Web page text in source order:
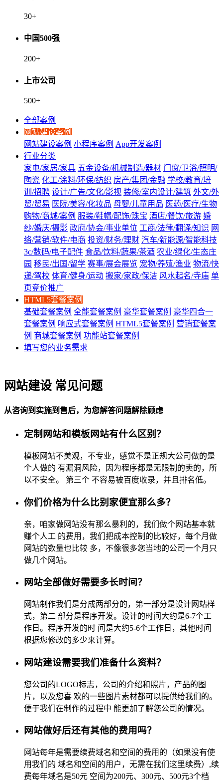
30+
中国500强
200+
上市公司
500+
全部案例
网站建设案例
网站建设案例 小程序案例 App开发案例
行业分类
家电/家居/家具 五金设备/机械制造/器材 门窗/卫浴/照明/
陶瓷 化工/涂料/环保/纺织 房产/集团/金融 学校/教育/培
训/招聘 设计/广告/文化/影视 装修/室内设计/建筑 外文/外
贸/贸易 医院/美容/化妆品 母婴/儿童用品 医药/医疗/生物
购物/商城/案例 服装/鞋帽/配饰/珠宝 酒店/餐饮/旅游 婚
纱/婚庆/摄影 政府/协会/事业单位 工商/法律/翻译/知识 网
络/营销/软件/电商 投资/财务/理财 汽车/新能源/智能科技
3c/数码/电子配件 食品/饮料/蔬果/茶酒 农业/绿化/生态庄
园 移民/出国/留学 赛事/展会展览 宠物/养殖/渔业 物流/快
递/驾校 体育/健身/运动 搬家/家政/保洁 风水起名/寺庙 单
页竞价推广
HTML5套餐案例
基础套餐案例 全能套餐案例 豪华套餐案例 豪华四合一
套餐案例 响应式套餐案例 HTML5套餐案例 营销套餐案
例 商城套餐案例 功能站套餐案例
填写您的业务需求
网站建设 常见问题
从咨询到实施到售后，为您解答问题解除顾虑
定制网站和模板网站有什么区别？
模板网站不美观，不专业，感觉不是正规大公司做的是
个人做的 有漏洞风险，因为程序都是无限制的卖的，所
以不安全。 第三个 不容易被百度收录，并且排名低。
你们价格为什么比别家便宜那么多？
亲，咱家做网站没有那么暴利的，我们做个网站基本就
赚个人工 的费用，我们把成本控制的比较好，每个月做
网站的数量也比较 多，不像很多您当地的公司一个月只
做几个网站。
网站全部做好需要多长时间？
网站制作我们是分成两部分的，第一部分是设计网站样
式，第二 部分是程序开发。设计的时间大约是6-7个工
作日。程序开发的时 间是大约5-6个工作日，其他时间
根据您修改的多少来计算。
网站建设需要我们准备什么资料？
您公司的LOGO标志，公司的介绍和照片，产品的图
片，以及您喜 欢的一些图片素材都可以提供给我们的。
便于我们在制作的过程中 能更加了解您公司的情况。
网站做好后还有其他的费用吗？
网站每年是需要续费域名和空间的费用的（如果没有使
用我们的 域名和空间的用户，无需在我们这里续费）,续
费每年域名是50元 空间为200元、300元、500元3个档